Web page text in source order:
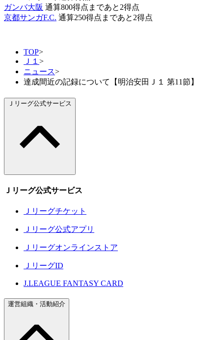
ガンバ大阪 通算800得点まであと2得点
京都サンガF.C. 通算250得点まであと2得点
TOP>
Ｊ１ >
ニュース>
達成間近の記録について【明治安田Ｊ１ 第11節】
Ｊリーグ公式サービス
Ｊリーグ公式サービス
Ｊリーグチケット
Ｊリーグ公式アプリ
Ｊリーグオンラインストア
ＪリーグID
J.LEAGUE FANTASY CARD
運営組織・活動紹介